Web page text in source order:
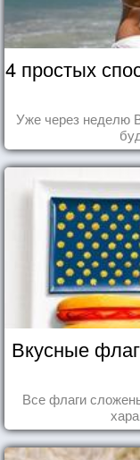
4 простых
Уже через неделю
Вкусные
Все флаги